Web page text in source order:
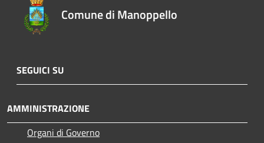
Comune di Manoppello
SEGUICI SU
AMMINISTRAZIONE
Organi di Governo